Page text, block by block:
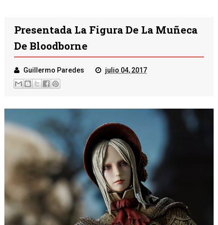
Presentada La Figura De La Muñeca
De Bloodborne
Guillermo Paredes julio 04, 2017